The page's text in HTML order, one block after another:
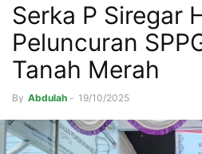
Serka P Siregar
Peluncuran
Tanah Merah
By Abdulah - 19/10/2025